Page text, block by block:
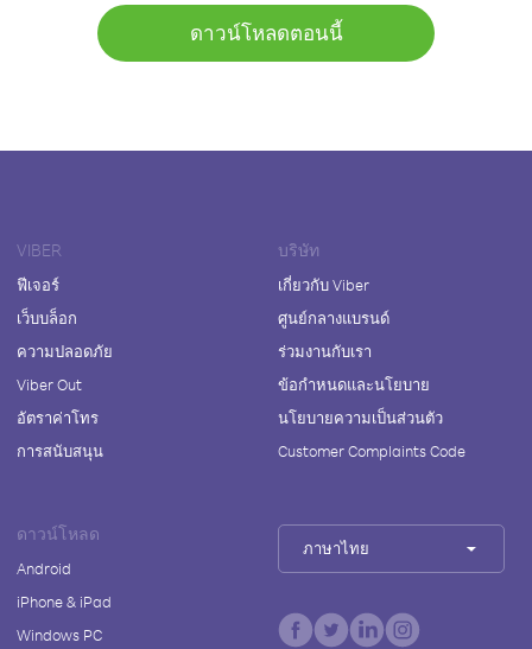
ดาวน์โหลดตอนนี้
VIBER
ฟีเจอร์
เว็บบล็อก
ความปลอดภัย
Viber Out
อัตราค่าโทร
การสนับสนุน
บริษัท
เกี่ยวกับ Viber
ศูนย์กลางแบรนด์
ร่วมงานกับเรา
ข้อกำหนดและนโยบาย
นโยบายความเป็นส่วนตัว
Customer Complaints Code
ดาวน์โหลด
Android
iPhone & iPad
Windows PC
ภาษาไทย